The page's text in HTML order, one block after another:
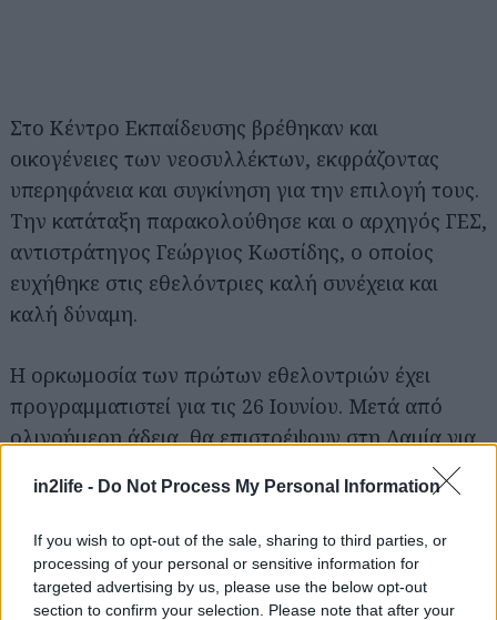
in2life - Do Not Process My Personal Information
If you wish to opt-out of the sale, sharing to third parties, or
processing of your personal or sensitive information for
targeted advertising by us, please use the below opt-out
section to confirm your selection. Please note that after your
Στο Κέντρο Εκπαίδευσης βρέθηκαν και
οικογένειες των νεοσυλλέκτων, εκφράζοντας
υπερηφάνεια και συγκίνηση για την επιλογή τους.
Την κατάταξη παρακολούθησε και ο αρχηγός ΓΕΣ,
αντιστράτηγος Γεώργιος Κωστίδης, ο οποίος
ευχήθηκε στις εθελόντριες καλή συνέχεια και
καλή δύναμη.
Η ορκωμοσία των πρώτων εθελοντριών έχει
προγραμματιστεί για τις 26 Ιουνίου. Μετά από
ολιγοήμερη άδεια, θα επιστρέψουν στη Λαμία για
στρατιωτικής και επιχειρησιακής τους
εκπαίδευσης.
Πηγή: ΕΡΤ / ertnews.gr
Αναζήτηση